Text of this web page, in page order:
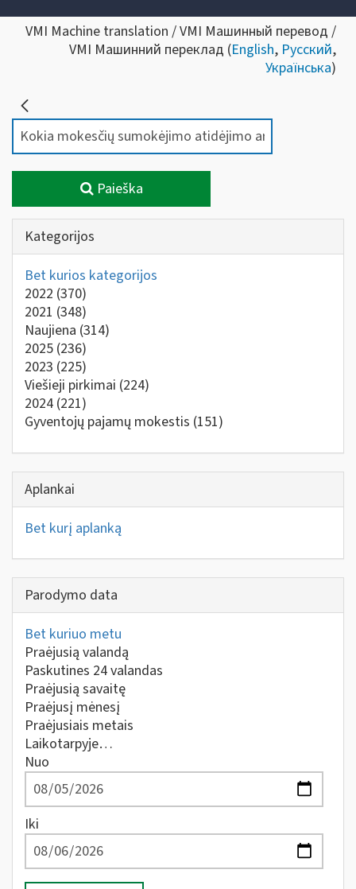
VMI Machine translation / VMI Машинный перевод /
VMI Машинний переклад (English, Русский,
Українська)
Paieška
Kategorijos
Bet kurios kategorijos
2022 (370)
2021 (348)
Naujiena (314)
2025 (236)
2023 (225)
Viešieji pirkimai (224)
2024 (221)
Gyventojų pajamų mokestis (151)
Aplankai
Bet kurį aplanką
Parodymo data
Bet kuriuo metu
Praėjusią valandą
Paskutines 24 valandas
Praėjusią savaitę
Praėjusį mėnesį
Praėjusiais metais
Laikotarpyje…
Nuo
Iki